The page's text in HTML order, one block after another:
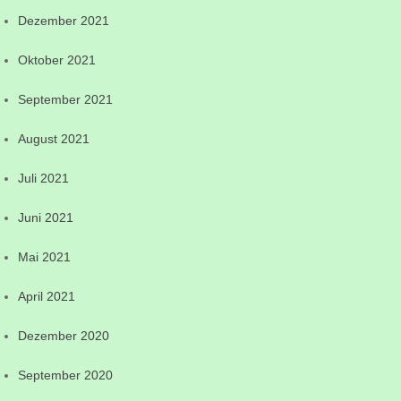
Dezember 2021
Oktober 2021
September 2021
August 2021
Juli 2021
Juni 2021
Mai 2021
April 2021
Dezember 2020
September 2020